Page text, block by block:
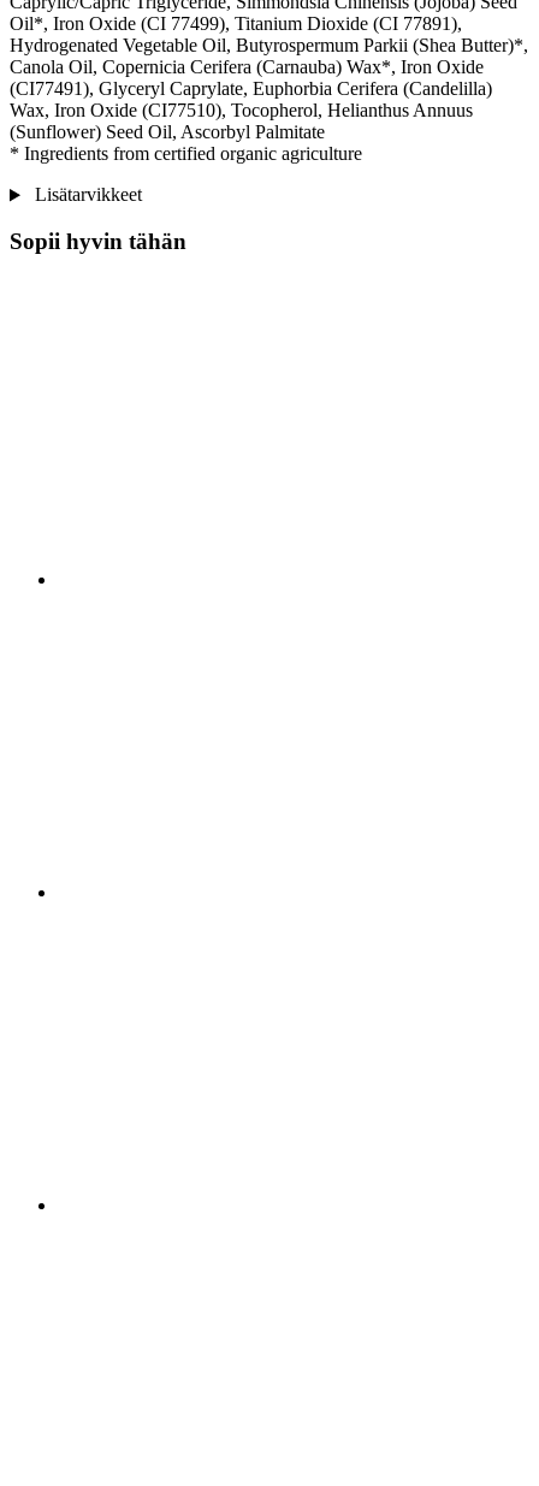
Oil*, Iron Oxide (CI 77499), Titanium Dioxide (CI 77891),
Hydrogenated Vegetable Oil, Butyrospermum Parkii (Shea Butter)*,
Canola Oil, Copernicia Cerifera (Carnauba) Wax*, Iron Oxide
(CI77491), Glyceryl Caprylate, Euphorbia Cerifera (Candelilla)
Wax, Iron Oxide (CI77510), Tocopherol, Helianthus Annuus
(Sunflower) Seed Oil, Ascorbyl Palmitate
* Ingredients from certified organic agriculture
Lisätarvikkeet
Sopii hyvin tähän